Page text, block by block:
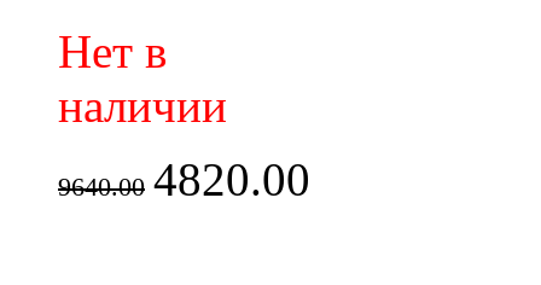
Нет в
наличии
9640.00 4820.00